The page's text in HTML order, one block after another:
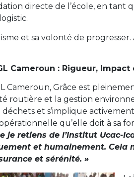
directe de l’école, en
et sa volonté de
Cameroun : Rigueur,
Cameroun, Grâce est
routière et la gestion
déchets et s’implique
qu’elle doit à sa
je retiens de l’Institut Ucac-
et humainement. Cela
et sérénité. »